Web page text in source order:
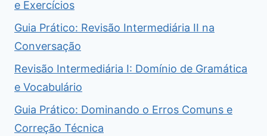
e Exercícios
Guia Prático: Revisão Intermediária II na
Conversação
Revisão Intermediária I: Domínio de Gramática
e Vocabulário
Guia Prático: Dominando o Erros Comuns e
Correção Técnica